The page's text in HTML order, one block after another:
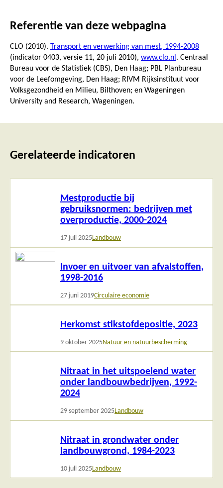
Referentie van deze webpagina
CLO (2010). Transport en verwerking van mest, 1994-2008
(indicator 0403, versie 11, 20 juli 2010), www.clo.nl . Centraal
Bureau voor de Statistiek (CBS), Den Haag; PBL Planbureau
voor de Leefomgeving, Den Haag; RIVM Rijksinstituut voor
Volksgezondheid en Milieu, Bilthoven; en Wageningen
University and Research, Wageningen.
Gerelateerde indicatoren
Mestproductie bij
gebruiksnormen: bedrijven met
overproductie, 2000-2024
17 juli 2025Landbouw
Invoer en uitvoer van afvalstoffen,
1998-2016
27 juni 2019Circulaire economie
Lees
Herkomst stikstofdepositie, 2023
9 oktober 2025Natuur en natuurbescherming
Nitraat in het uitspoelend water
onder landbouwbedrijven, 1992-
2024
29 september 2025Landbouw
Nitraat in grondwater onder
landbouwgrond, 1984-2023
10 juli 2025Landbouw